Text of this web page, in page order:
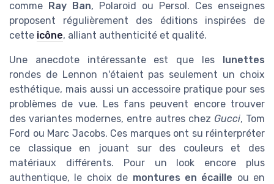
comme Ray Ban, Polaroid ou Persol. Ces enseignes
proposent régulièrement des éditions inspirées de
cette icône, alliant authenticité et qualité.
Une anecdote intéressante est que les lunettes
rondes de Lennon n'étaient pas seulement un choix
esthétique, mais aussi un accessoire pratique pour ses
problèmes de vue. Les fans peuvent encore trouver
des variantes modernes, entre autres chez Gucci, Tom
Ford ou Marc Jacobs. Ces marques ont su réinterpréter
ce classique en jouant sur des couleurs et des
matériaux différents. Pour un look encore plus
authentique, le choix de montures en écaille ou en